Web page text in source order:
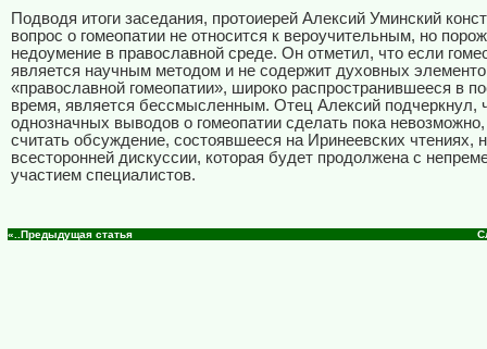
Подводя итоги заседания, протоиерей Алексий Уминский
вопрос о гомеопатии не относится к вероучительным, но
недоумение в православной среде. Он отметил, что если
является научным методом и не содержит духовных
«православной гомеопатии», широко распространившееся в
время, является бессмысленным. Отец Алексий подчеркнул,
однозначных выводов о гомеопатии сделать пока
считать обсуждение, состоявшееся на Иринеевских чтениях,
всесторонней дискуссии, которая будет продолжена с
участием специалистов.
«..Предыдущая статья